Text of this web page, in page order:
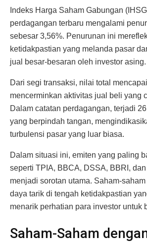
Indeks Harga Saham Gabungan
perdagangan terbaru mengalami
sebesar 3,56%. Penurunan ini
ketidakpastian yang melanda pasar
jual besar-besaran oleh investor asing.
Dari segi transaksi, nilai total
mencerminkan aktivitas jual beli yang
Dalam catatan perdagangan, terjadi
yang berpindah tangan,
turbulensi pasar yang luar biasa.
Dalam situasi ini, emiten yang paling
seperti TPIA, BBCA, DSSA, BBRI,
menjadi sorotan utama. Saham-
daya tarik di tengah ketidakpastian
menarik perhatian para investor untuk
Saham-Saham